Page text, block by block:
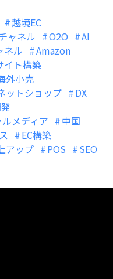
越境EC
ャネル O2O
AI
ネル
Amazon
イト構築
外小売
ットショップ
DX
メディア
中国
EC構築
アップ POS
SEO